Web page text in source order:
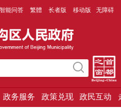
智能问答 繁體 长者版 移动版 无障碍
政务服务 政策兑现 政民互动